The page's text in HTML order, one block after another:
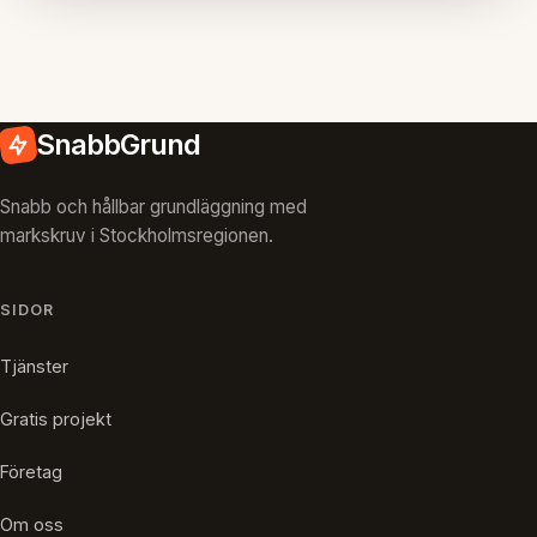
SnabbGrund
Snabb och hållbar grundläggning med
markskruv i Stockholmsregionen.
SIDOR
Tjänster
Gratis projekt
Företag
Om oss